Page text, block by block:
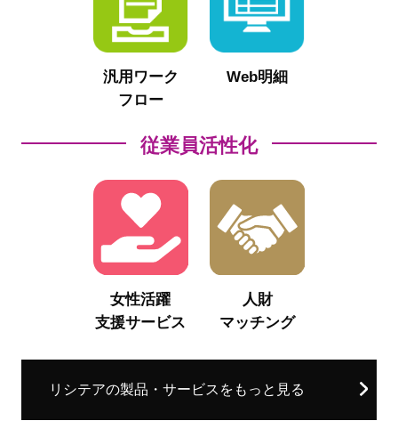
汎用ワーク
フロー
Web明細
従業員活性化
女性活躍
支援サービス
人財
マッチング
リシテアの製品・サービスをもっと見る